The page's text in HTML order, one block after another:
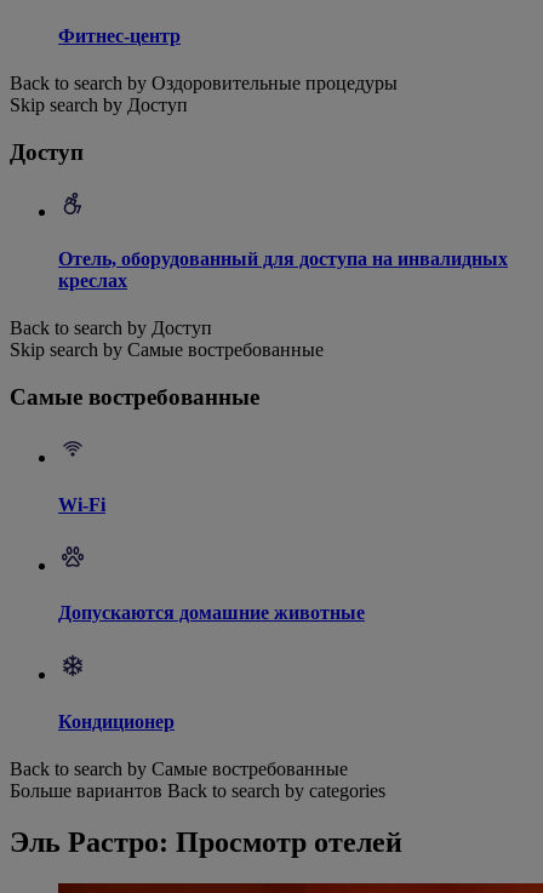
Фитнес-центр
Back to search by Оздоровительные процедуры
Skip search by Доступ
Доступ
Отель, оборудованный для доступа на инвалидных
креслах
Back to search by Доступ
Skip search by Самые востребованные
Самые востребованные
Wi-Fi
Допускаются домашние животные
Кондиционер
Back to search by Самые востребованные
Больше вариантов Back to search by categories
Эль Растро: Просмотр отелей